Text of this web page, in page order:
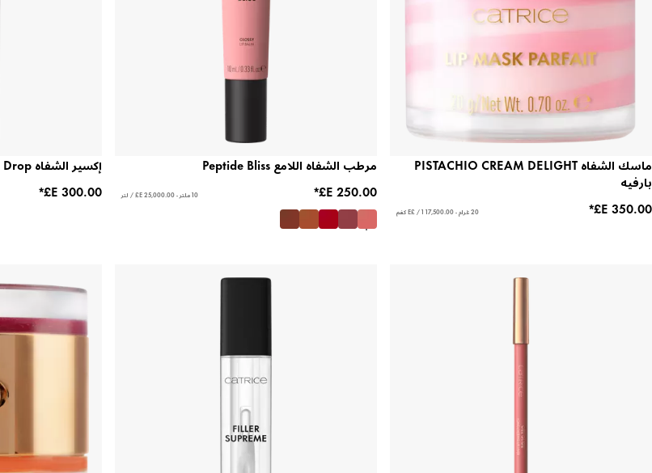
ماسك الشفاه PISTACHIO CREAM DELIGHT
بارفيه
20 غرام - ‏17,500.00 E£ / 1 كغم
مرطب الشفاه اللامع Peptide Bliss
10 ملتر - ‏25,000.00 E£ / لتر
إكسير الشفاه Aura Drop